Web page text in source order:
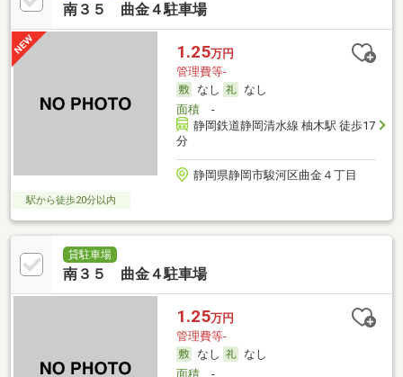
南３５ 曲金４駐車場
1.25万円
管理費等-
なし
なし
面積-
静岡鉄道静岡清水線 柚木駅 徒歩17
分
静岡県静岡市駿河区曲金４丁目
駅から徒歩20分以内
貸駐車場
南３５ 曲金４駐車場
1.25万円
管理費等-
なし
なし
面積-